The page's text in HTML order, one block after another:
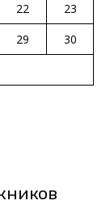
22
23
29
30